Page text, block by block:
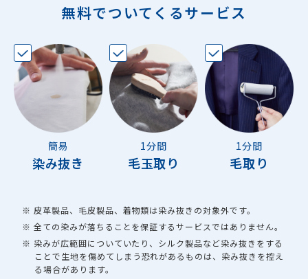
無料でついてくるサービス
簡易
染み抜き
1分間
毛玉取り
1分間
毛取り
※ 皮革製品、毛皮製品、着物類は染み抜きの対象外です。
※ 全ての染みが落ちることを保証するサービスではありません。
※ 染みが広範囲についていたり、シルク製品など染み抜きをする
ことで生地を傷めてしまう恐れがあるものは、染み抜きを控え
る場合があります。